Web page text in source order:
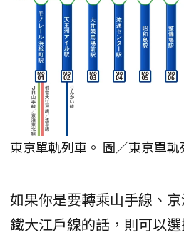
東京單軌列車。 圖／東京單
如果你是要轉乘山手線、
鐵大江戶線的話，則可以